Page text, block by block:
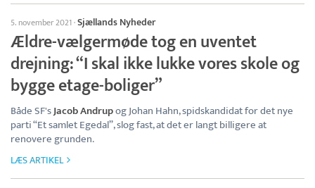
5. november 2021·Sjællands Nyheder
Ældre-vælgermøde tog en uventet
drejning: “I skal ikke lukke vores skole og
bygge etage-boliger”
Både SF'sJacob Andrupog Johan Hahn, spidskandidat for det nye
parti “Et samlet Egedal”, slog fast, at det er langt billigere at
renovere grunden.
LÆS ARTIKEL